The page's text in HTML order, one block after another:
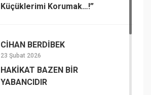
Küçüklerimi Korumak…!”
CİHAN BERDİBEK
23 Şubat 2026
HAKİKAT BAZEN BİR
YABANCIDIR